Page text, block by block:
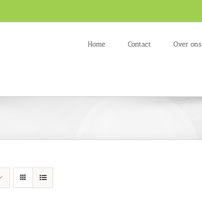
Home Contact Over ons